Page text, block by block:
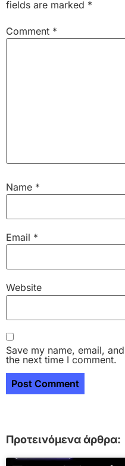
fields are marked *
Comment *
Name *
Email *
Website
Save my name, email,
the next time I comment.
Προτεινόμενα άρθρα: